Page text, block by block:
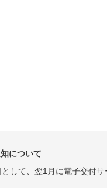
について
して、翌1月に電子交付